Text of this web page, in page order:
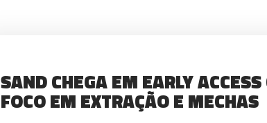
SAND CHEGA EM EARLY
FOCO EM EXTRAÇÃO E MECHAS